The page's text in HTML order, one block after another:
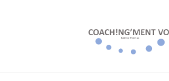
Coach!ng'ment
vôtre